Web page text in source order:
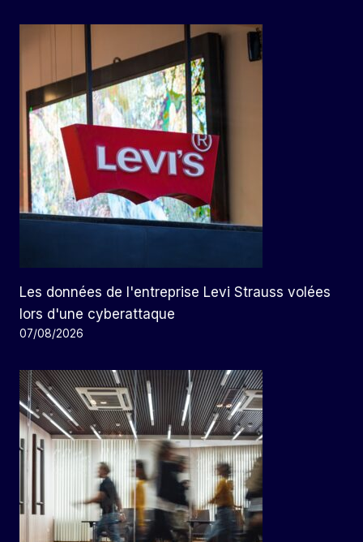
Les données de l'entreprise Levi Strauss volées
lors d'une cyberattaque
07/08/2026